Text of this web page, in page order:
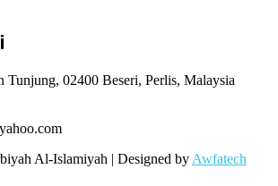
Tunjung, 02400 Beseri, Perlis, Malaysia
Al-Islamiyah | Designed by Awfatech